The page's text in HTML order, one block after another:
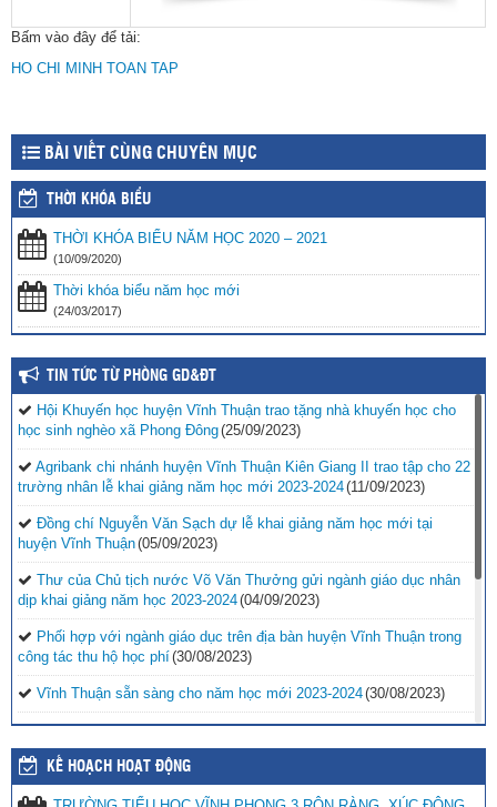
Bấm vào đây để tải:
HO CHI MINH TOAN TAP
BÀI VIẾT CÙNG CHUYÊN MỤC
THỜI KHÓA BIỂU
THỜI KHÓA BIỂU NĂM HỌC 2020 – 2021
(10/09/2020)
Thời khóa biểu năm học mới
(24/03/2017)
TIN TỨC TỪ PHÒNG GD&ĐT
Hội Khuyến học huyện Vĩnh Thuận trao tặng nhà khuyến học cho
học sinh nghèo xã Phong Đông(25/09/2023)
Agribank chi nhánh huyện Vĩnh Thuận Kiên Giang II trao tập cho 22
trường nhân lễ khai giảng năm học mới 2023-2024(11/09/2023)
Đồng chí Nguyễn Văn Sạch dự lễ khai giảng năm học mới tại
huyện Vĩnh Thuận(05/09/2023)
Thư của Chủ tịch nước Võ Văn Thưởng gửi ngành giáo dục nhân
dịp khai giảng năm học 2023-2024(04/09/2023)
Phối hợp với ngành giáo dục trên địa bàn huyện Vĩnh Thuận trong
công tác thu hộ học phí(30/08/2023)
Vĩnh Thuận sẵn sàng cho năm học mới 2023-2024(30/08/2023)
Tổng kết năm học 2022-2023 và triển khai phương hướng, nhiệm
vụ trọng tâm năm học 2023-2024(30/08/2023)
Trao 20 suất quà cho học sinh có hoàn cảnh khó khăn trước thềm
KẾ HOẠCH HOẠT ĐỘNG